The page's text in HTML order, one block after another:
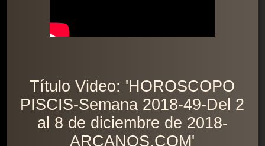
Título Video: 'HOROSCOPO
PISCIS-Semana 2018-49-Del 2
al 8 de diciembre de 2018-
ARCANOS.COM'